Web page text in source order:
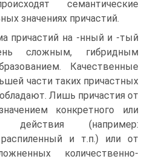
семантические
значениях причастий.
причастий на -нный и -тый
сложным, гибридным
Качественные
части таких причастных
Лишь причастия от
конкретного или
действия (например:
и т.п.) или от
количественно-